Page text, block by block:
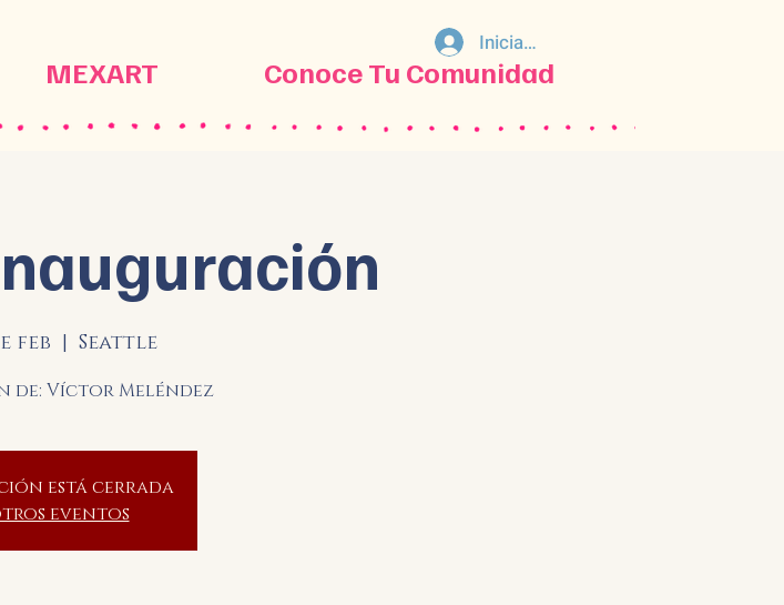
MEXART Conoce Tu Comunidad
Iniciar sesión
feb
  |
Seattle
de: Víctor Meléndez
está cerrada
eventos